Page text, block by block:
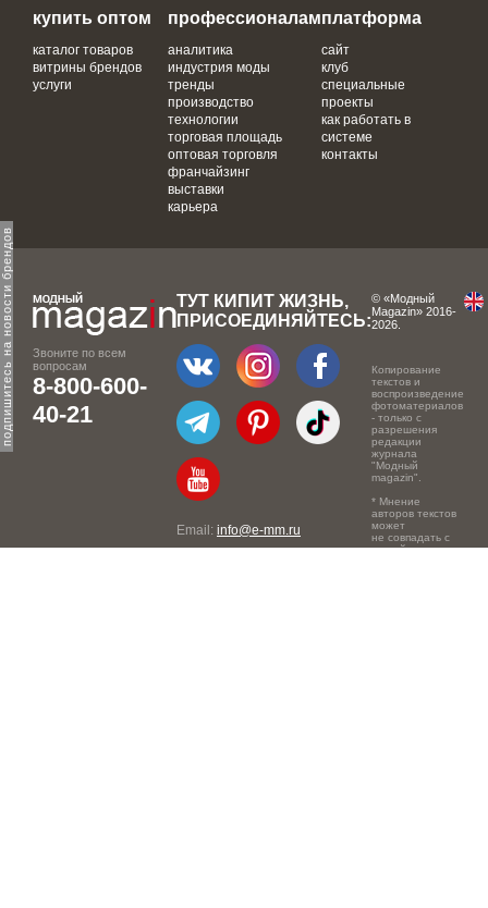
подпишитесь на новости брендов
купить оптом
каталог товаров
витрины брендов
услуги
профессионалам
аналитика
индустрия моды
тренды
производство
технологии
торговая площадь
оптовая торговля
франчайзинг
выставки
карьера
платформа
сайт
клуб
специальные
проекты
как работать в
системе
контакты
Звоните по всем
вопросам
8-800-600-
40-21
ТУТ КИПИТ ЖИЗНЬ,
ПРИСОЕДИНЯЙТЕСЬ:
Email: info@e-mm.ru
© «Модный
Magazin» 2016-
2026.
Копирование
текстов и
воспроизведение
фотоматериалов
- только с
разрешения
редакции
журнала
"Модный
magazin".
* Мнение
авторов текстов
может
не совпадать с
точкой зрения